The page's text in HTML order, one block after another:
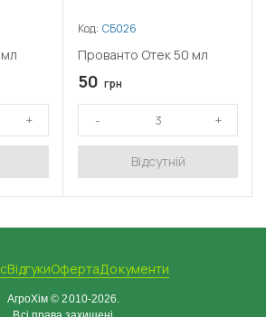
Код: СБ026
Прованто Отек 50 мл
50 грн
Відсутній
ВідгукиОфертаДокументи
АгроХім © 2010-2026.